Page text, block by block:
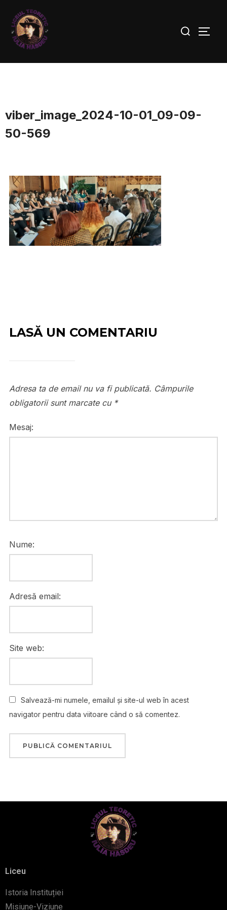
viber_image_2024-10-01_09-09-
50-569
LASĂ UN COMENTARIU
Adresa ta de email nu va fi publicată. Câmpurile
obligatorii sunt marcate cu *
Mesaj:
Nume:
Adresă email:
Site web:
Salvează-mi numele, emailul și site-ul web în acest
navigator pentru data viitoare când o să comentez.
Liceu
Istoria Instituției
Misiune-Viziune